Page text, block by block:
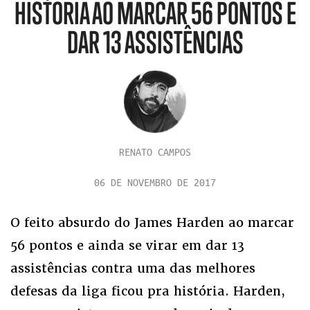
HISTÓRIA AO MARCAR 56 PONTOS E
DAR 13 ASSISTÊNCIAS
RENATO CAMPOS
06 DE NOVEMBRO DE 2017
O feito absurdo do James Harden ao marcar
56 pontos e ainda se virar em dar 13
assistências contra uma das melhores
defesas da liga ficou pra história. Harden,